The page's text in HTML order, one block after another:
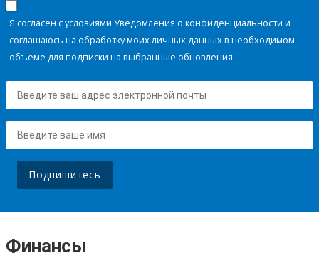
Я согласен с условиями Уведомления о конфиденциальности и
соглашаюсь на обработку моих личных данных в необходимом
объеме для подписки на выбранные обновления.
Подпишитесь
Финансы